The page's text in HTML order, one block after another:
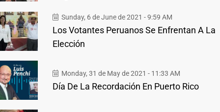
Sunday, 6 de June de 2021 - 9:59 AM
Los Votantes Peruanos Se Enfrentan A La
Elección
Monday, 31 de May de 2021 - 11:33 AM
Día De La Recordación En Puerto Rico